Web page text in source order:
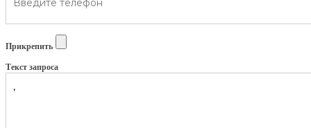
Прикрепить
Текст запроса